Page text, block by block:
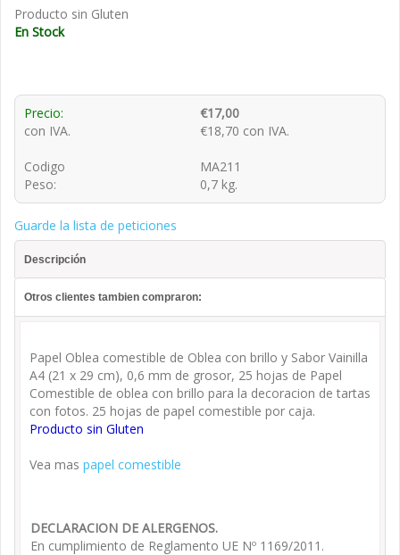
Producto sin Gluten
En Stock
Precio:
€17,00
con IVA.
€18,70 con IVA.
Codigo
MA211
Peso:
0,7 kg.
Guarde la lista de peticiones
Descripción
Otros clientes tambien compraron:
Papel Oblea comestible de Oblea con brillo y Sabor Vainilla
A4 (21 x 29 cm), 0,6 mm de grosor, 25 hojas de Papel
Comestible de oblea con brillo para la decoracion de tartas
con fotos. 25 hojas de papel comestible por caja.
Producto sin Gluten
Vea mas papel comestible
DECLARACION DE ALERGENOS.
En cumplimiento de Reglamento UE Nº 1169/2011.